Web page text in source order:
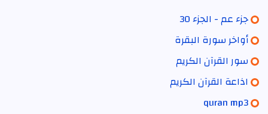
جزء عم - الجزء 30
أواخر سورة البقرة
سور القرآن الكريم
اذاعة القرآن الكريم
quran mp3